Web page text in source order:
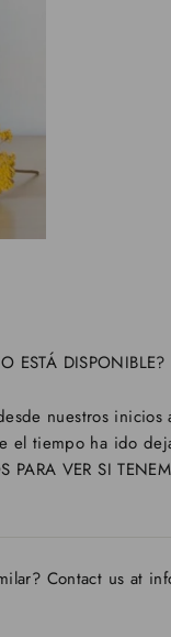
ESTÁ DISPONIBLE?
nuestros inicios
el tiempo ha ido
VER SI
Contact us at